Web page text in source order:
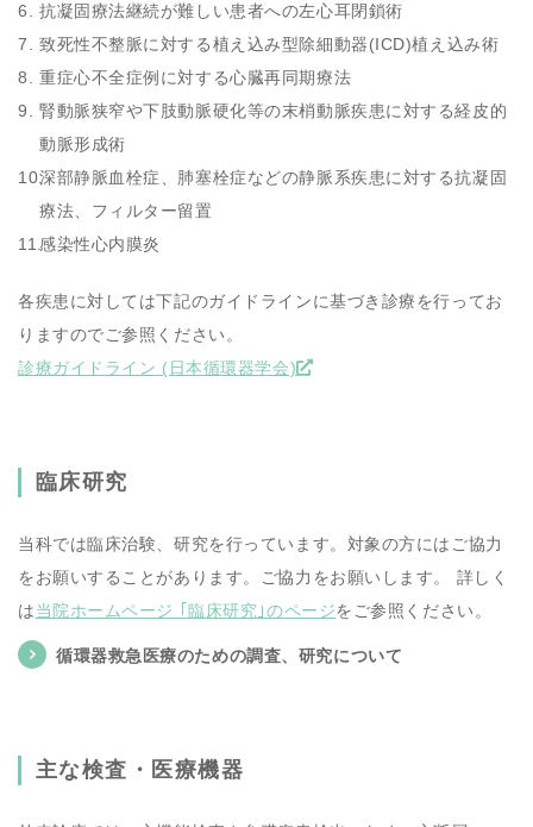
抗凝固療法継続が難しい患者への左心耳閉鎖術
致死性不整脈に対する植え込み型除細動器(ICD)植え込み術
重症心不全症例に対する心臓再同期療法
腎動脈狭窄や下肢動脈硬化等の末梢動脈疾患に対する経皮的
動脈形成術
深部静脈血栓症、肺塞栓症などの静脈系疾患に対する抗凝固
療法、フィルター留置
感染性心内膜炎
各疾患に対しては下記のガイドラインに基づき診療を行ってお
りますのでご参照ください。
診療ガイドライン (日本循環器学会)
臨床研究
当科では臨床治験、研究を行っています。対象の方にはご協力
をお願いすることがあります。ご協力をお願いします。 詳しく
は当院ホームページ ｢臨床研究｣のページをご参照ください。
循環器救急医療のための調査、研究について
主な検査・医療機器